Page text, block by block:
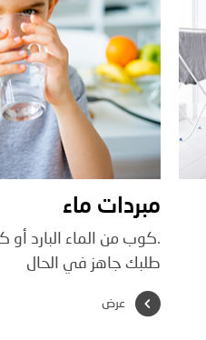
مبردات ماء
.كوب من الماء البارد
طلبك جاهز في الحال
عرض